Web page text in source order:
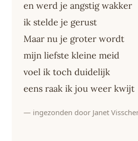
en werd je angstig wakker
ik stelde je gerust
Maar nu je groter wordt
mijn liefste kleine meid
voel ik toch duidelijk
eens raak ik jou weer kwijt
— ingezonden door Janet